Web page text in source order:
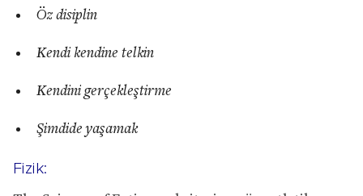
Öz disiplin
Kendi kendine telkin
Kendini gerçekleştirme
Şimdide yaşamak
Fizik: